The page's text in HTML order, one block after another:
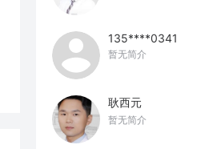
135****0341
暂无简介
耿西元
暂无简介